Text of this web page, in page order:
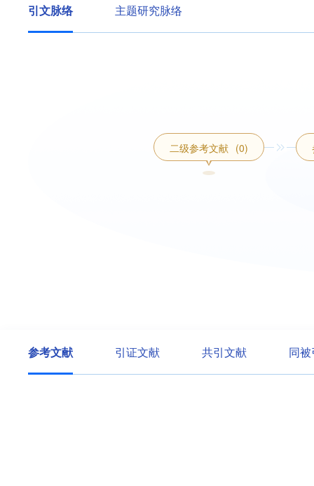
引文脉络 主题研究脉络
二级参考文献 (0)
参考文献 引证文献 共引文献 同